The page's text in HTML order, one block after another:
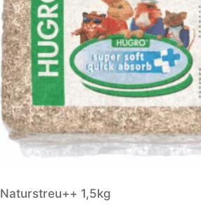
auf
der
Produktseite
gewählt
werden
Naturstreu++ 1,5kg